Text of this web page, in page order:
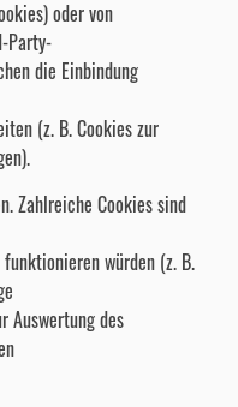
oder von
Party-
die Einbindung
(z. B. Cookies zur
Zahlreiche Cookies sind
würden (z. B.
Auswertung des